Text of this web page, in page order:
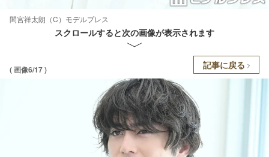
間宮祥太朗（C）モデルプレス
スクロールすると次の画像が表示されます
( 画像6/17 ) 記事に戻る